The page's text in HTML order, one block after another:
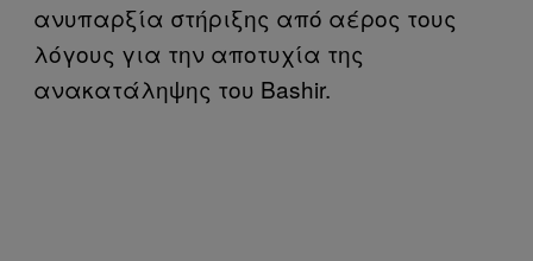
ανυπαρξία στήριξης από αέρος τους
λόγους για την αποτυχία της
ανακατάληψης του Bashir.